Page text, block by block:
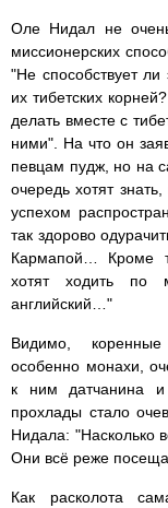
Оле Нидал не
миссионерских
"Не способствует ли
их тибетских
делать вместе с
ними". На что он
певцам пудж, но на
очередь хотят
успехом
так здорово
Кармапой… Кроме
хотят ходить по
английский…"
Видимо, коренные
особенно монахи,
к ним датчанина и
прохлады стало
Нидала: "Насколько
Они всё реже
Как расколота